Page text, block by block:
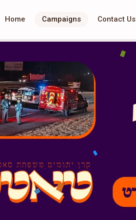
Home Campaigns Contact Us